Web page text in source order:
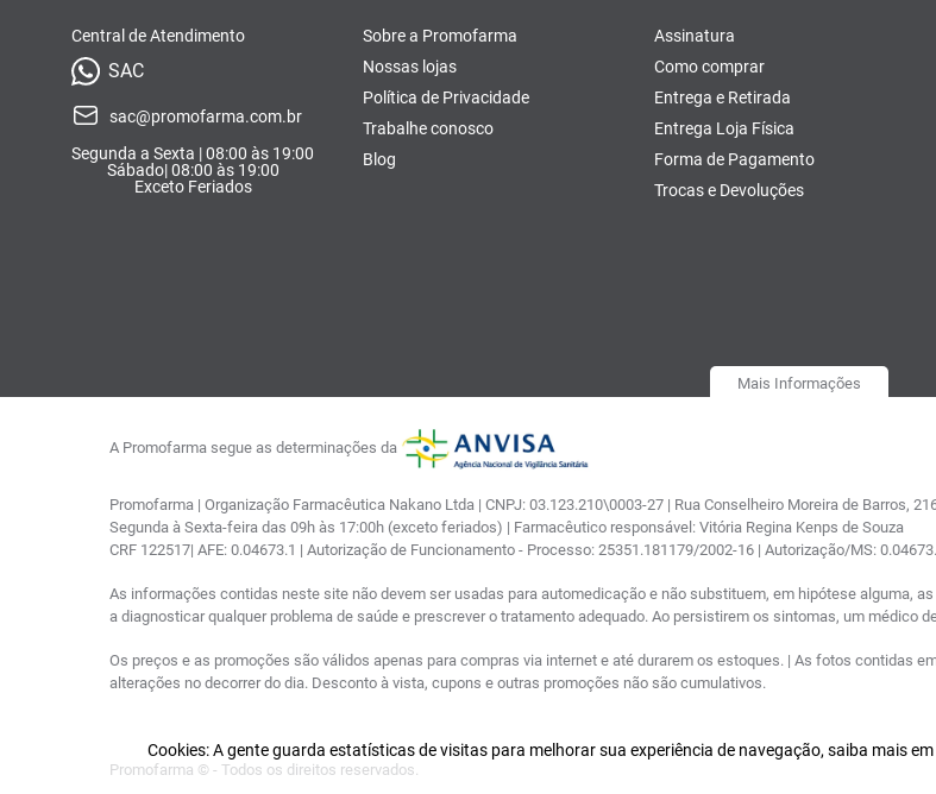
Cookies: A gente guarda estatísticas de visitas para melhorar sua experiência de navegação, saiba mais
Central de Atendimento
SAC
sac@promofarma.com.br
Segunda a Sexta | 08:00 às 19:00
Sábado| 08:00 às 19:00
Exceto Feriados
Sobre a Promofarma
Nossas lojas
Política de Privacidade
Trabalhe conosco
Blog
Assinatura
Como comprar
Entrega e Retirada
Entrega Loja Física
Forma de Pagamento
Trocas e Devoluções
Mais Informações
A Promofarma segue as determinações da
Promofarma | Organização Farmacêutica Nakano Ltda | CNPJ: 03.123.210\0003-27 | Rua Conselheiro Moreira de Barros,
Segunda à Sexta-feira das 09h às 17:00h (exceto feriados) | Farmacêutico responsável: Vitória Regina Kenps de Souza
CRF 122517| AFE: 0.04673.1 | Autorização de Funcionamento - Processo: 25351.181179/2002-16 | Autorização/MS:
As informações contidas neste site não devem ser usadas para automedicação e não substituem, em hipótese alguma,
a diagnosticar qualquer problema de saúde e prescrever o tratamento adequado. Ao persistirem os sintomas, um médico
Os preços e as promoções são válidos apenas para compras via internet e até durarem os estoques. | As fotos contidas
alterações no decorrer do dia. Desconto à vista, cupons e outras promoções não são cumulativos.
Promofarma © - Todos os direitos reservados.